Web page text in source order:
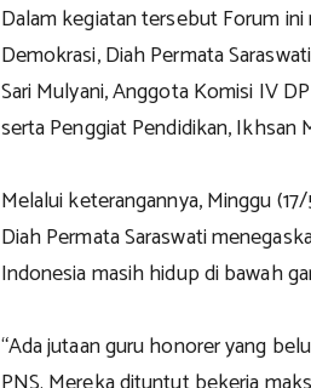
Dalam kegiatan tersebut Forum
Demokrasi, Diah Permata
Sari Mulyani, Anggota Komisi IV
serta Penggiat Pendidikan, Ikhsan
Melalui keterangannya, Minggu
Diah Permata Saraswati
Indonesia masih hidup di bawah
“Ada jutaan guru honorer yang